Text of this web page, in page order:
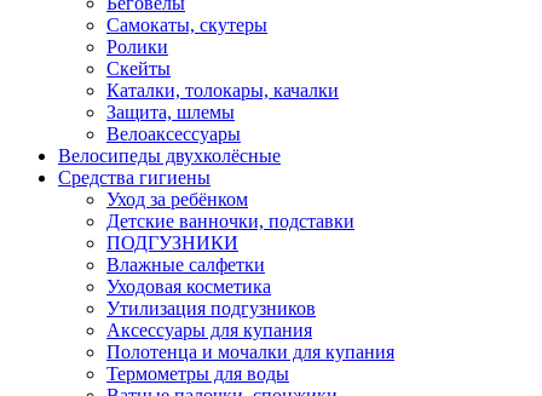
Самокаты, скутеры
Ролики
Скейты
Каталки, толокары, качалки
Защита, шлемы
Велоаксессуары
Велосипеды двухколёсные
Средства гигиены
Уход за ребёнком
Детские ванночки, подставки
ПОДГУЗНИКИ
Влажные салфетки
Уходовая косметика
Утилизация подгузников
Аксессуары для купания
Полотенца и мочалки для купания
Термометры для воды